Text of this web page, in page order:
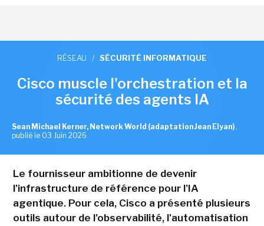
RÉSEAU / SÉCURITÉ INFORMATIQUE
Cisco muscle l'orchestration et la
sécurité des agents IA
Sean Michael Kerner, Network World (adaptation Jean Elyan) ,
publié le 03 Juin 2026
Le fournisseur ambitionne de devenir
l'infrastructure de référence pour l'IA
agentique. Pour cela, Cisco a présenté plusieurs
outils autour de l'observabilité, l'automatisation